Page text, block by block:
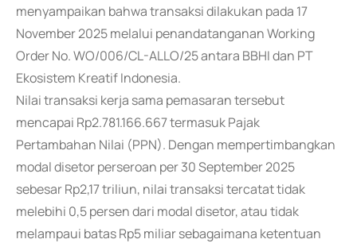
menyampaikan bahwa transaksi dilakukan pada 17
November 2025 melalui penandatanganan Working
Order No. WO/006/CL-ALLO/25 antara BBHI dan PT
Ekosistem Kreatif Indonesia.
Nilai transaksi kerja sama pemasaran tersebut
mencapai Rp2.781.166.667 termasuk Pajak
Pertambahan Nilai (PPN). Dengan mempertimbangkan
modal disetor perseroan per 30 September 2025
sebesar Rp2,17 triliun, nilai transaksi tercatat tidak
melebihi 0,5 persen dari modal disetor, atau tidak
melampaui batas Rp5 miliar sebagaimana ketentuan